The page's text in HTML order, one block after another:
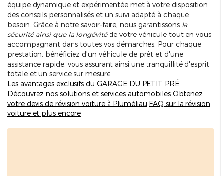
équipe dynamique et expérimentée met à votre disposition
des conseils personnalisés et un suivi adapté à chaque
besoin. Grâce à notre savoir-faire, nous garantissons la
sécurité ainsi que la longévitéde votre véhicule tout en vous
accompagnant dans toutes vos démarches. Pour chaque
prestation, bénéficiez d'un véhicule de prêt et d'une
assistance rapide, vous assurant ainsi une tranquillité d'esprit
totale et un service sur mesure.
Les avantages exclusifs du GARAGE DU PETIT PRÉ
Découvrez nos solutions et services automobiles Obtenez
votre devis de révision voiture à Pluméliau FAQ sur la révision
voiture et plus encore